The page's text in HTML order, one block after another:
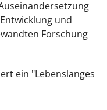
und
Forschung
ein "Lebenslanges